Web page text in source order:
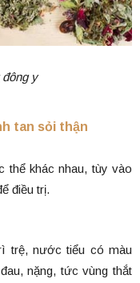
đông y
tan sỏi thận
thể khác nhau, tùy vào
điều trị.
trệ, nước tiểu có màu
nặng, tức vùng thắt